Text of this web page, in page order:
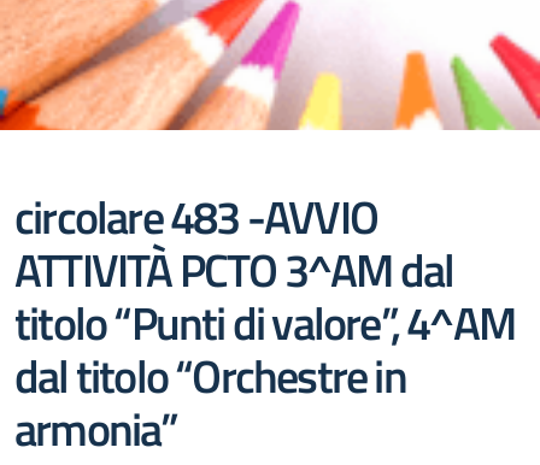
circolare 483 -AVVIO
ATTIVITÀ PCTO 3^AM dal
titolo “Punti di valore”, 4^AM
dal titolo “Orchestre in
armonia”